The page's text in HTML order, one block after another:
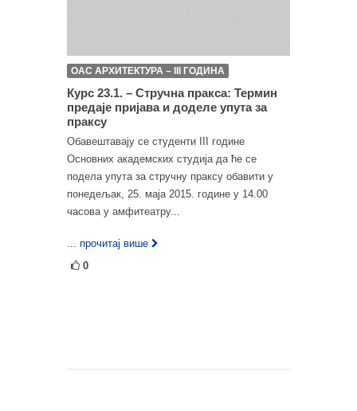
ОАС АРХИТЕКТУРА – III ГОДИНА
Курс 23.1. – Стручна пракса: Термин
предаје пријава и доделе упута за
праксу
Обавештавају се студенти III године
Основних академских студија да ће се
подела упута за стручну праксу обавити у
понедељак, 25. маја 2015. године у 14.00
часова у амфитеатру...
... прочитај више
0